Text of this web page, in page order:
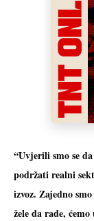
“Uvjerili smo se
podržati realni
izvoz. Zajedno
žele da rade,